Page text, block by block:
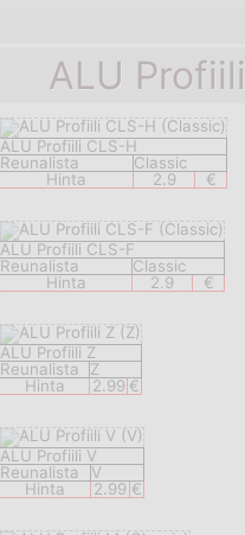
ALU Profiili
ALU Profiili CLS-H
Reunalista
Classic
Hinta
2.9 €
ALU Profiili CLS-F
Reunalista
Classic
Hinta
2.9 €
ALU Profiili Z
Reunalista
Z
Hinta
2.99 €
ALU Profiili V
Reunalista
V
Hinta
2.99 €